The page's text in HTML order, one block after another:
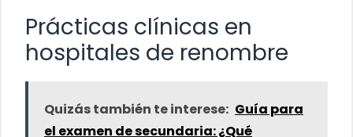
Prácticas clínicas en
hospitales de renombre
Quizás también te interese: Guía para
el examen de secundaria: ¿Qué